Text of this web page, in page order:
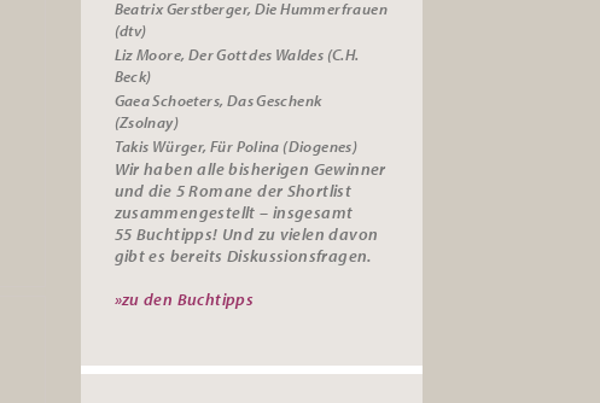
Beatrix Gerstberger, Die Hummerfrauen
(dtv)
Liz Moore, Der Gott des Waldes (C.H.
Beck)
Gaea Schoeters, Das Geschenk
(Zsolnay)
Takis Würger, Für Polina (Diogenes)
Wir haben alle bisherigen Gewinner
und die 5 Romane der Shortlist
zusammengestellt – insgesamt
55 Buchtipps! Und zu vielen davon
gibt es bereits Diskussionsfragen.
»zu den Buchtipps